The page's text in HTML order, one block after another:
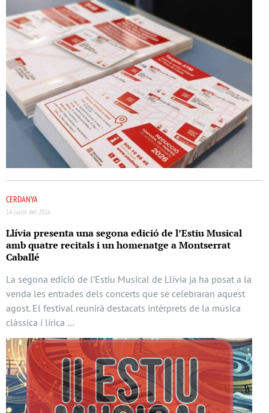
CERDANYA
14 juliol del 2026
Llívia presenta una segona edició de l’Estiu Musical
amb quatre recitals i un homenatge a Montserrat
Caballé
La segona edició de l’Estiu Musical de Llívia ja ha posat a la
venda les entrades dels concerts que se celebraran aquest
agost. El festival reunirà destacats intèrprets de la música
clàssica i lírica …